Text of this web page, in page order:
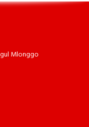
Mlonggo